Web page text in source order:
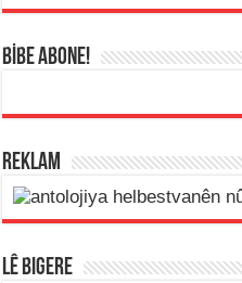
BİBE ABONE!
REKLAM
LÊ BIGERE